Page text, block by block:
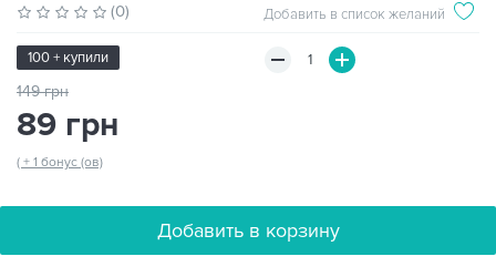
(0) Добавить в список желаний
100 + купили
149 грн
89 грн
( + 1 бонус (ов)
Добавить в корзину